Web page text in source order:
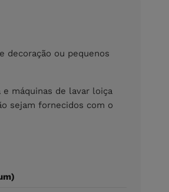
decoração ou pequenos
máquinas de lavar loiça
sejam fornecidos com o